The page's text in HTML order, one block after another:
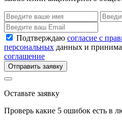
Подтверждаю согласие с
персональных данных и
соглашение
Отправить заявку
Оставьте заявку
Проверь какие 5 ошибок есть в